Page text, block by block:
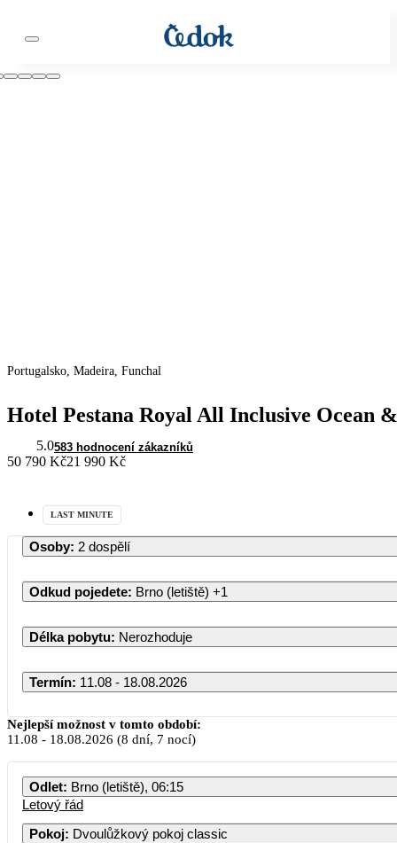
Portugalsko, Madeira, Funchal
Hotel Pestana Royal All Inclusive Ocean
5.0583 hodnocení zákazníků
50 790 Kč21 990 Kč
LAST MINUTE
Osoby: 2 dospělí
Odkud pojedete: Brno (letiště) +1
Délka pobytu: Nerozhoduje
Termín: 11.08 - 18.08.2026
PO ÚT
Nejlepší možnost v tomto období:
11.08 - 18.08.2026 (8 dní, 7 nocí)
Odlet: Brno (letiště), 06:15
Letový řád
Pokoj: Dvoulůžkový pokoj classic